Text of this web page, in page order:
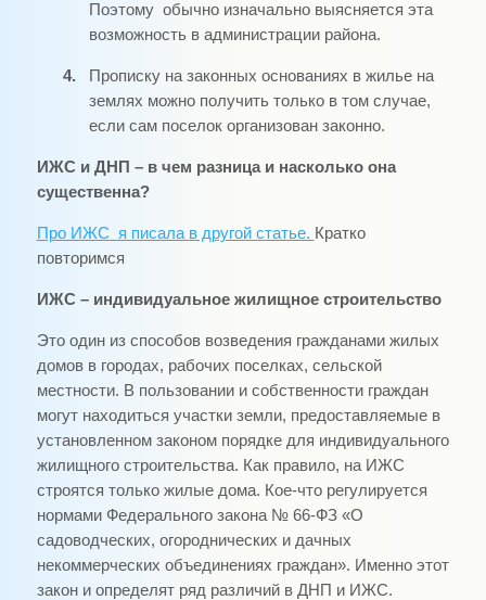
Поэтому обычно изначально выясняется эта
возможность в администрации района.
4.
Прописку на законных основаниях в жилье на
землях можно получить только в том случае,
если сам поселок организован законно.
ИЖС и ДНП – в чем разница и насколько она
существенна?
Про ИЖС я писала в другой статье. Кратко
повторимся
ИЖС – индивидуальное жилищное строительство
Это один из способов возведения гражданами жилых
домов в городах, рабочих поселках, сельской
местности. В пользовании и собственности граждан
могут находиться участки земли, предоставляемые в
установленном законом порядке для индивидуального
жилищного строительства. Как правило, на ИЖС
строятся только жилые дома. Кое-что регулируется
нормами Федерального закона № 66-ФЗ «О
садоводческих, огороднических и дачных
некоммерческих объединениях граждан». Именно этот
закон и определят ряд различий в ДНП и ИЖС.